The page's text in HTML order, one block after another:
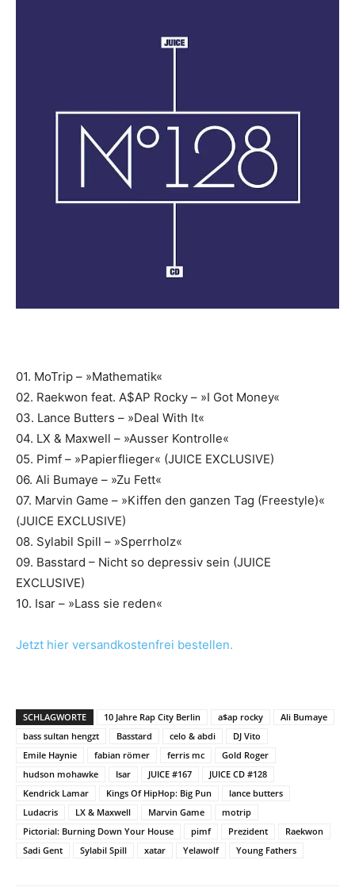
01. MoTrip – »Mathematik«
02. Raekwon feat. A$AP Rocky – »I Got Money«
03. Lance Butters – »Deal With It«
04. LX & Maxwell – »Ausser Kontrolle«
05. Pimf – »Papierflieger« (JUICE EXCLUSIVE)
06. Ali Bumaye – »Zu Fett«
07. Marvin Game – »Kiffen den ganzen Tag (Freestyle)«
(JUICE EXCLUSIVE)
08. Sylabil Spill – »Sperrholz«
09. Basstard – Nicht so depressiv sein (JUICE
EXCLUSIVE)
10. Isar – »Lass sie reden«
Jetzt hier versandkostenfrei bestellen.
SCHLAGWORTE 10 Jahre Rap City Berlin a$ap rocky
Ali Bumaye
bass sultan hengzt
Basstard celo & abdi
DJ Vito
Emile Haynie
fabian römer ferris mc
Gold Roger
hudson mohawke
Isar JUICE #167
JUICE CD #128
Kendrick Lamar
Kings Of HipHop: Big Pun
lance butters
Ludacris
LX & Maxwell Marvin Game
motrip
Pictorial: Burning Down Your House
pimf Prezident
Raekwon
Sadi Gent
Sylabil Spill xatar Yelawolf Young Fathers